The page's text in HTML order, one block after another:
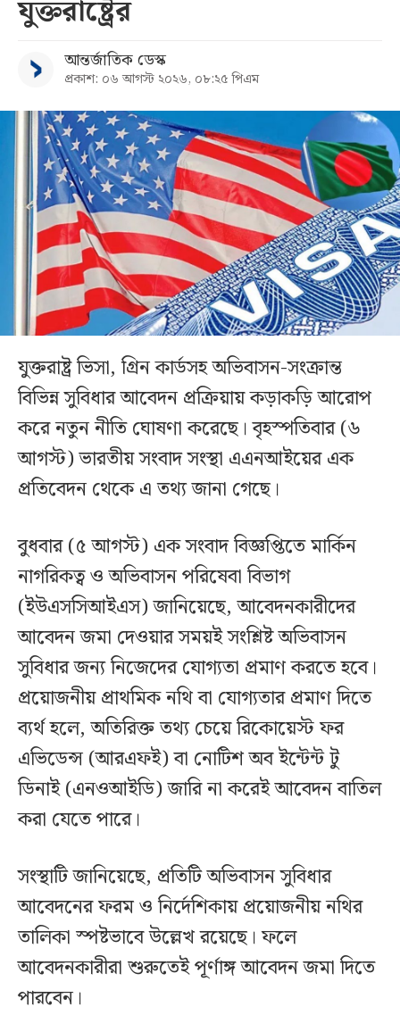
যুক্তরাষ্ট্রের
আন্তর্জাতিক ডেস্ক
প্রকাশ: ০৬ আগস্ট ২০২৬, ০৮:২৫ পিএম
যুক্তরাষ্ট্র ভিসা, গ্রিন কার্ডসহ অভিবাসন-সংক্রান্ত
বিভিন্ন সুবিধার আবেদন প্রক্রিয়ায় কড়াকড়ি আরোপ
করে নতুন নীতি ঘোষণা করেছে। বৃহস্পতিবার (৬
আগস্ট) ভারতীয় সংবাদ সংস্থা এএনআইয়ের এক
প্রতিবেদন থেকে এ তথ্য জানা গেছে।
বুধবার (৫ আগস্ট) এক সংবাদ বিজ্ঞপ্তিতে মার্কিন
নাগরিকত্ব ও অভিবাসন পরিষেবা বিভাগ
(ইউএসসিআইএস) জানিয়েছে, আবেদনকারীদের
আবেদন জমা দেওয়ার সময়ই সংশ্লিষ্ট অভিবাসন
সুবিধার জন্য নিজেদের যোগ্যতা প্রমাণ করতে হবে।
প্রয়োজনীয় প্রাথমিক নথি বা যোগ্যতার প্রমাণ দিতে
ব্যর্থ হলে, অতিরিক্ত তথ্য চেয়ে রিকোয়েস্ট ফর
এভিডেন্স (আরএফই) বা নোটিশ অব ইন্টেন্ট টু
ডিনাই (এনওআইডি) জারি না করেই আবেদন বাতিল
করা যেতে পারে।
সংস্থাটি জানিয়েছে, প্রতিটি অভিবাসন সুবিধার
আবেদনের ফরম ও নির্দেশিকায় প্রয়োজনীয় নথির
তালিকা স্পষ্টভাবে উল্লেখ রয়েছে। ফলে
আবেদনকারীরা শুরুতেই পূর্ণাঙ্গ আবেদন জমা দিতে
পারবেন।